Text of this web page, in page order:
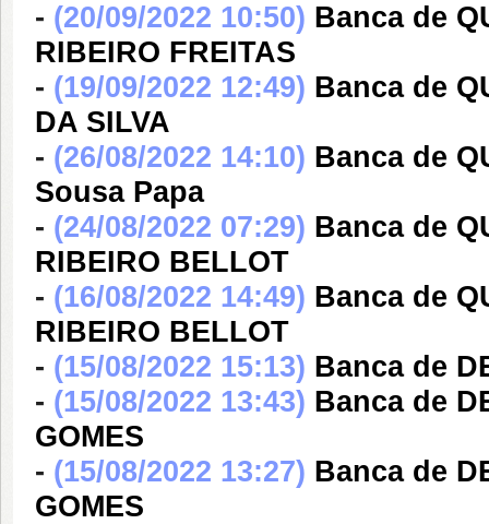
- (20/09/2022 10:50) Banca de
RIBEIRO FREITAS
- (19/09/2022 12:49) Banca de
DA SILVA
- (26/08/2022 14:10) Banca de
Sousa Papa
- (24/08/2022 07:29) Banca de
RIBEIRO BELLOT
- (16/08/2022 14:49) Banca de
RIBEIRO BELLOT
- (15/08/2022 15:13) Banca de
- (15/08/2022 13:43) Banca de
GOMES
- (15/08/2022 13:27) Banca de
GOMES